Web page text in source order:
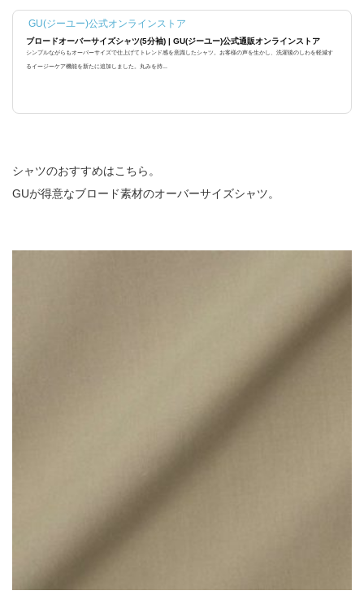
GU(ジーユー)公式オンラインストア
ブロードオーバーサイズシャツ(5分袖) | GU(ジーユー)公式通販オンラインストア
シンプルながらもオーバーサイズで仕上げてトレンド感を意識したシャツ。お客様の声を生かし、洗濯後のしわを軽減す
るイージーケア機能を新たに追加しました。丸みを持...
シャツのおすすめはこちら。
GUが得意なブロード素材のオーバーサイズシャツ。